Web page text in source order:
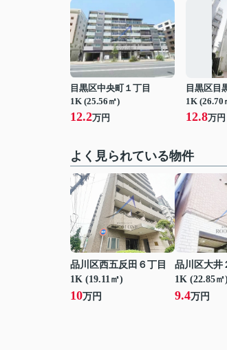
目黒区中央町１丁目
1K (25.56㎡)
12.2万円
目黒区目
1K (26.70
12.8万円
よく見られている物件
品川区西五反田６丁目
1K (19.11㎡)
10万円
品川区大井
1K (22.85㎡)
9.4万円